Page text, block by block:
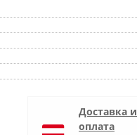
Доставка и
оплата